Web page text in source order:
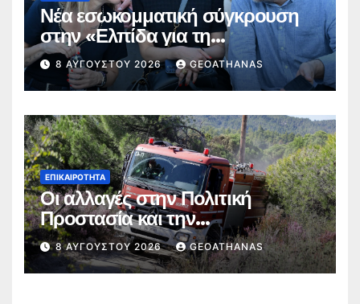
Νέα εσωκομματική σύγκρουση
στην «Ελπίδα για τη
Δημοκρατία»
8 ΑΥΓΟΎΣΤΟΥ 2026 GEOATHANAS
ΕΠΙΚΑΙΡΌΤΗΤΑ
Οι αλλαγές στην Πολιτική
Προστασία και την
Πυροσβεστική
8 ΑΥΓΟΎΣΤΟΥ 2026 GEOATHANAS